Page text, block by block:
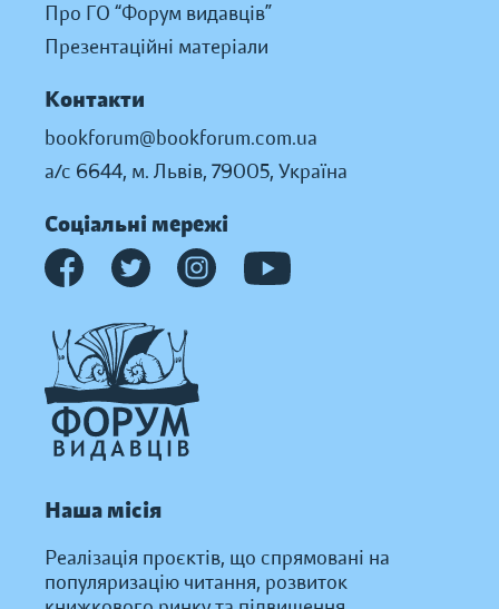
Про ГО “Форум видавців”
Презентаційні матеріали
Контакти
bookforum@bookforum.com.ua
а/с 6644, м. Львів, 79005, Україна
Соціальні мережі
Наша місія
Реалізація проєктів, що спрямовані на
популяризацію читання, розвиток